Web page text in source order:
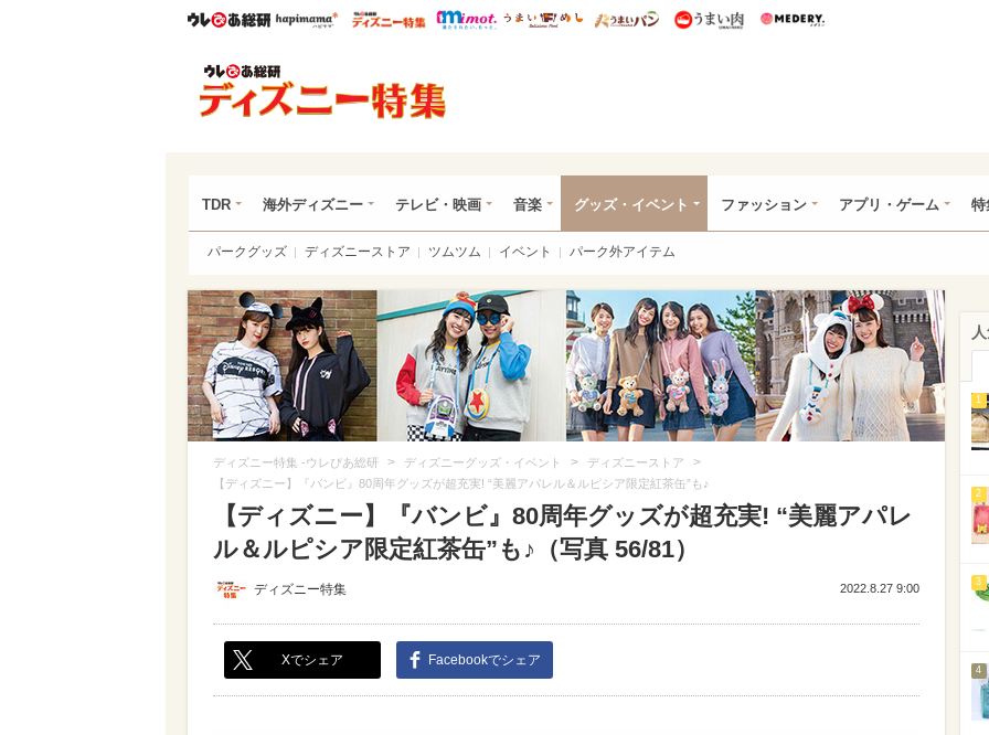
ウレぴあ総研ハピママ* ウレぴあ総研 ディズニー特集
mimot. うまいめし うまいパン うまい肉
TDR 海外ディズニー テレビ・映画 音楽 グッズ・イベント ファッション アプリ・ゲーム 特
パークグッズ ディズニーストア ツムツム イベント パーク外アイテム
ディズニー特集 -ウレぴあ総研 > ディズニーグッズ・イベント > ディズニーストア >
【ディズニー】『バンビ』80周年グッズが超充実! “美麗アパレル＆ルピシア限定紅茶缶”も♪
【ディズニー】『バンビ』80周年グッズが超充実! “美麗アパレ
ル＆ルピシア限定紅茶缶”も♪（写真 56/81）
ディズニー特集 2022.8.27 9:00
Xでシェア Facebookでシェア
1
2
3
4